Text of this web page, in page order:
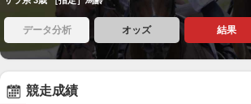
データ分析 オッズ 結果
競走成績